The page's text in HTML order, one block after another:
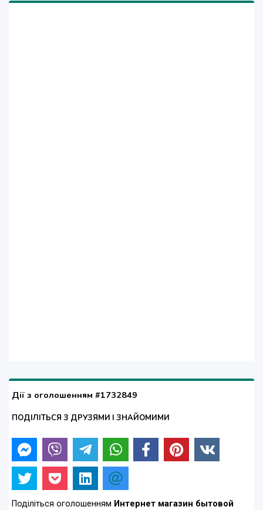
Дії з оголошенням #1732849
ПОДІЛІТЬСЯ З ДРУЗЯМИ І ЗНАЙОМИМИ
Поділіться оголошенням Интернет магазин бытовой